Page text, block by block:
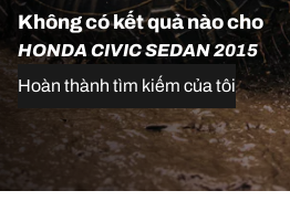
Không có kết quả nào cho
HONDA CIVIC SEDAN 2015
Hoàn thành tìm kiếm của tôi